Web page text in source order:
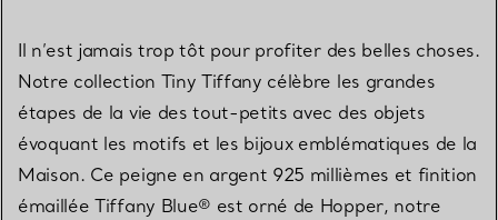
Il n’est jamais trop tôt pour profiter des belles choses.
Notre collection Tiny Tiffany célèbre les grandes
étapes de la vie des tout-petits avec des objets
évoquant les motifs et les bijoux emblématiques de la
Maison. Ce peigne en argent 925 millièmes et finition
émaillée Tiffany Blue® est orné de Hopper, notre